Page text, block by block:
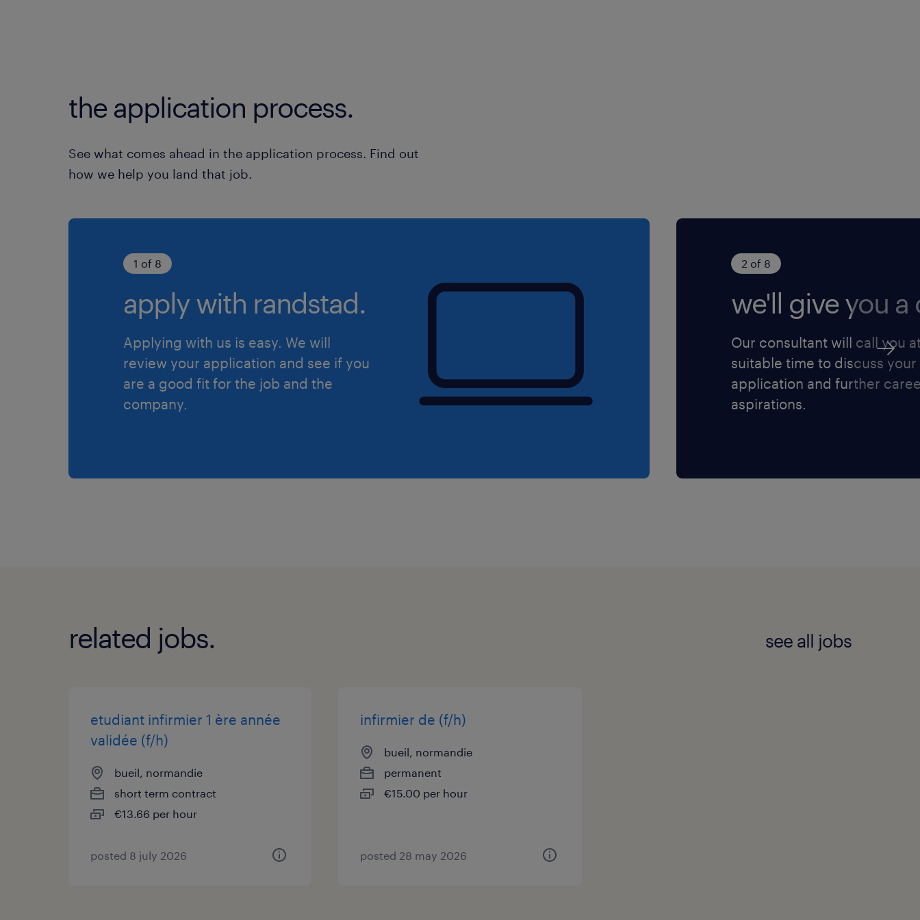
the application process.
See what comes ahead in the application process. Find out
how we help you land that job.
1 of 8
apply with randstad.
Applying with us is easy. We will
review your application and see if you
are a good fit for the job and the
company.
2 of 8
we'll give you a
Our consultant will call you
suitable time to discuss your
application and further
aspirations.
related jobs. see all jobs
etudiant infirmier 1 ère année
validée (f/h)
bueil, normandie
short term contract
€13.66 per hour
posted 8 july 2026
infirmier de (f/h)
bueil, normandie
permanent
€15.00 per hour
posted 28 may 2026